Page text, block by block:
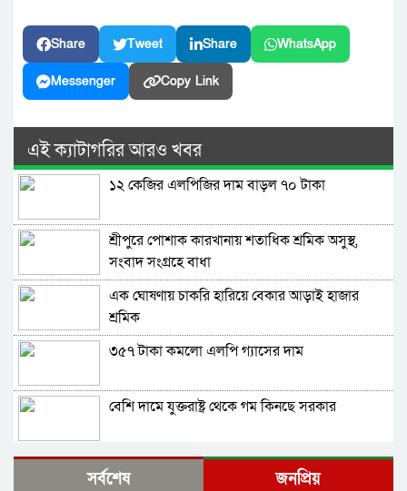
Share Tweet Share WhatsApp
Messenger Copy Link
এই ক্যাটাগরির আরও খবর
১২ কেজির এলপিজির দাম বাড়ল ৭০ টাকা
শ্রীপুরে পোশাক কারখানায় শতাধিক শ্রমিক অসুস্থ,
সংবাদ সংগ্রহে বাধা
এক ঘোষণায় চাকরি হারিয়ে বেকার আড়াই হাজার
শ্রমিক
৩৫৭ টাকা কমলো এলপি গ্যাসের দাম
বেশি দামে যুক্তরাষ্ট্র থেকে গম কিনছে সরকার
বিদ্যুতের এত দুর্ভোগ কেন; তেল কয়লা গ্যাস সংকটে
এবার তীব্র লোডশেডিং
সর্বশেষ জনপ্রিয়